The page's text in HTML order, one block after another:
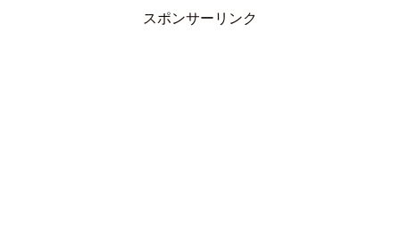
スポンサーリンク